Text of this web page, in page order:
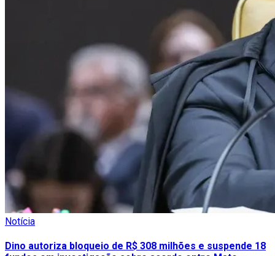
Notícia
Dino autoriza bloqueio de R$ 308 milhões e suspende 18